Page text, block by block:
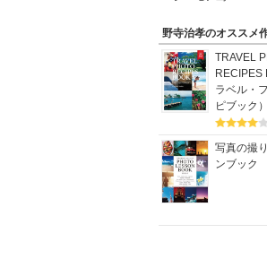
野寺治孝のオススメ
TRAVEL
RECIPES
ラベル・
ピブック）
写真の撮
ンブック